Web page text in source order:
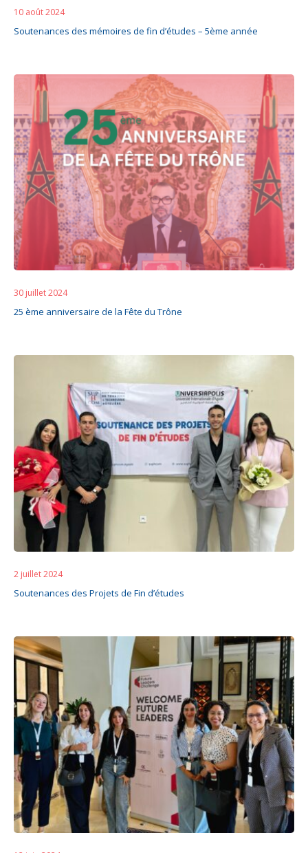
10 août 2024
Soutenances des mémoires de fin d’études – 5ème année
30 juillet 2024
25 ème anniversaire de la Fête du Trône
2 juillet 2024
Soutenances des Projets de Fin d’études